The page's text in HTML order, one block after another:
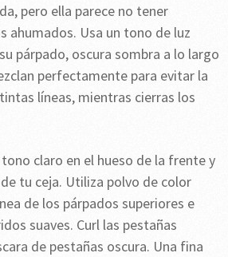
pero ella parece no tener
ahumados. Usa un tono de luz
párpado, oscura sombra a lo largo
perfectamente para evitar la
líneas, mientras cierras los
claro en el hueso de la frente y
tu ceja. Utiliza polvo de color
de los párpados superiores e
suaves. Curl las pestañas
de pestañas oscura. Una fina